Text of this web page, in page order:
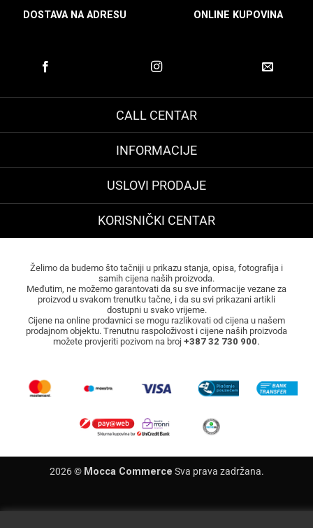
DOSTAVA NA ADRESU ONLINE KUPOVINA
CALL CENTAR
INFORMACIJE
USLOVI PRODAJE
KORISNIČKI CENTAR
Želimo da budemo što tačniji u prikazu stanja, opisa, fotografija i
samih cijena naših proizvoda.
Međutim, ne možemo garantovati da su sve informacije vezane za
proizvod u svakom trenutku tačne, i da su svi prikazani artikli
dostupni u svako vrijeme.
Cijene na online prodavnici se mogu razlikovati od cijena u našem
prodajnom objektu. Trenutnu raspoloživost i cijene naših proizvoda
možete provjeriti pozivom na broj +387 32 730 900.
2026 © Mocca Commerce Sva prava zadržana.